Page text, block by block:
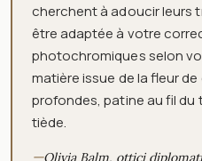
cherchent à adoucir leurs
être adaptée à votre
photochromiques selon
matière issue de la fleur
profondes, patine au fil du
tiède.
—Olivia Balm, ottici diplomati